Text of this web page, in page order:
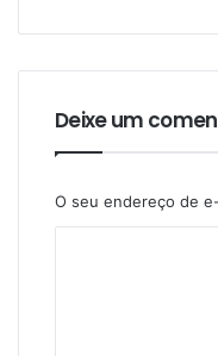
Deixe um
O seu endereço de